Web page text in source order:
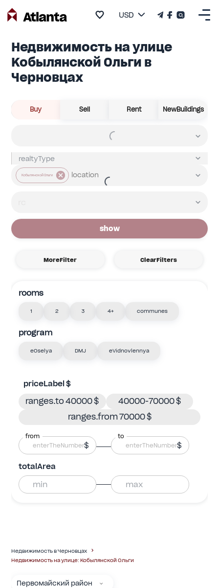
USD
Недвижимость на улице
Кобылянской Ольги в
Черновцах
Buy Sell Rent NewBuildings
Кобылянской Ольги
show
MoreFilter ClearFilters
rooms
1 2 3 4+ communes
program
eOselya DMJ eVidnovlennya
priceLabel $
ranges.to 40000 $
40000-70000 $
ranges.from 70000 $
from
$
to
$
totalArea
Недвижимость в Черновцах
Недвижимость на улице: Кобылянской Ольги
Первомайский район